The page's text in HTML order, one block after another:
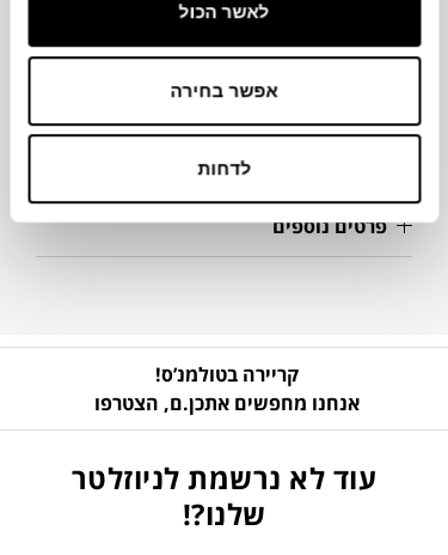
לאשר הכול
אפשר בחירה
לדחות
מידע על חומרים
פרטים נוספים
קריירה בטולמנ’ס!
אנחנו מחפשים אתכן.ם, הצטרפו
עוד לא נרשמת לניוזלטר
שלנו?!